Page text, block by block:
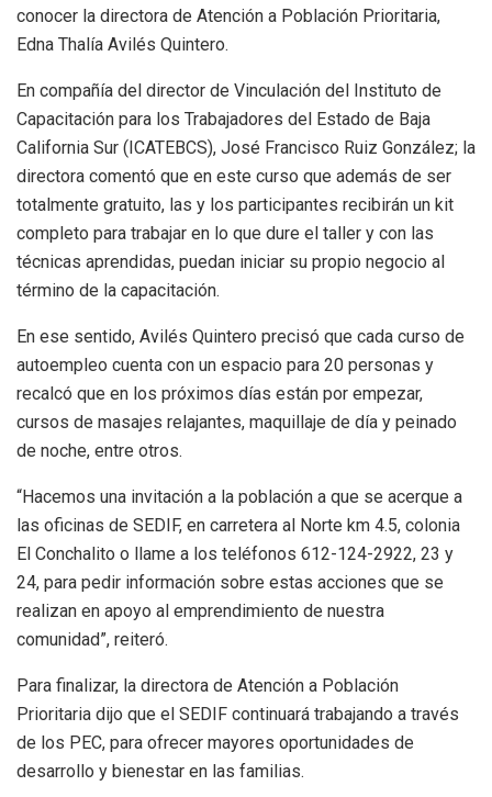
conocer la directora de Atención a Población Prioritaria,
Edna Thalía Avilés Quintero.
En compañía del director de Vinculación del Instituto de
Capacitación para los Trabajadores del Estado de Baja
California Sur (ICATEBCS), José Francisco Ruiz González; la
directora comentó que en este curso que además de ser
totalmente gratuito, las y los participantes recibirán un kit
completo para trabajar en lo que dure el taller y con las
técnicas aprendidas, puedan iniciar su propio negocio al
término de la capacitación.
En ese sentido, Avilés Quintero precisó que cada curso de
autoempleo cuenta con un espacio para 20 personas y
recalcó que en los próximos días están por empezar,
cursos de masajes relajantes, maquillaje de día y peinado
de noche, entre otros.
“Hacemos una invitación a la población a que se acerque a
las oficinas de SEDIF, en carretera al Norte km 4.5, colonia
El Conchalito o llame a los teléfonos 612-124-2922, 23 y
24, para pedir información sobre estas acciones que se
realizan en apoyo al emprendimiento de nuestra
comunidad”, reiteró.
Para finalizar, la directora de Atención a Población
Prioritaria dijo que el SEDIF continuará trabajando a través
de los PEC, para ofrecer mayores oportunidades de
desarrollo y bienestar en las familias.